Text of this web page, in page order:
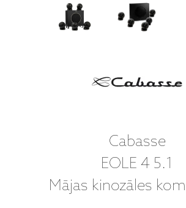
Cabasse
EOLE 4 5.1
Mājas kinozāles